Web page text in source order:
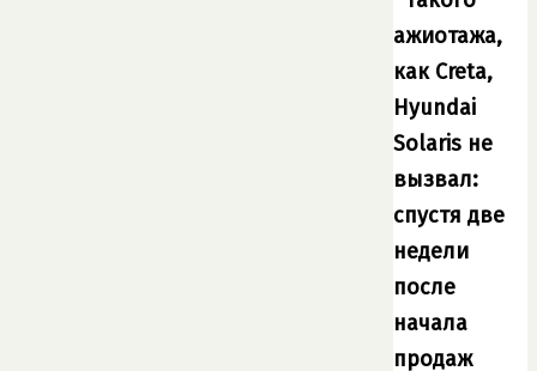
ажиотажа,
как Creta,
Hyundai
Solaris не
вызвал:
спустя две
недели
после
начала
продаж